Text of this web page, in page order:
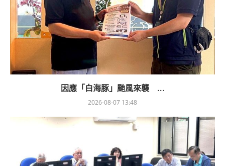
因應「白海豚」颱風來襲 ...
2026-08-07 13:48